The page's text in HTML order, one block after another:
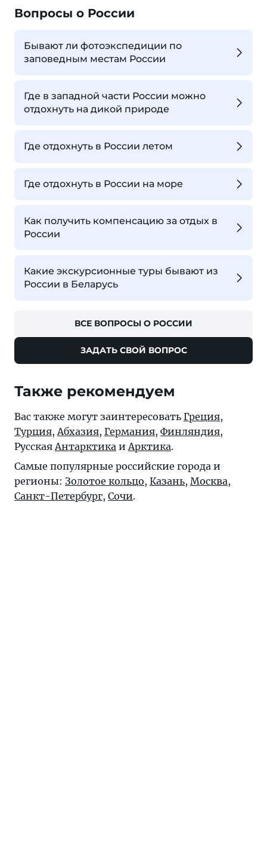
Вопросы о России
Бывают ли фотоэкспедиции по
заповедным местам России
Где в западной части России можно
отдохнуть на дикой природе
Где отдохнуть в России летом
Где отдохнуть в России на море
Как получить компенсацию за отдых в
России
Какие экскурсионные туры бывают из
России в Беларусь
ВСЕ ВОПРОСЫ О РОССИИ
ЗАДАТЬ СВОЙ ВОПРОС
Также рекомендуем
Вас также могут заинтересовать Греция,
Турция, Абхазия, Германия, Финляндия,
Русская Антарктика и Арктика.
Самые популярные российские города и
регионы: Золотое кольцо, Казань, Москва,
Санкт-Петербург, Сочи.